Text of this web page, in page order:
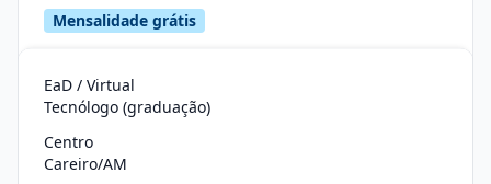
Mensalidade grátis
EaD / Virtual
Tecnólogo (graduação)
Centro
Careiro/AM